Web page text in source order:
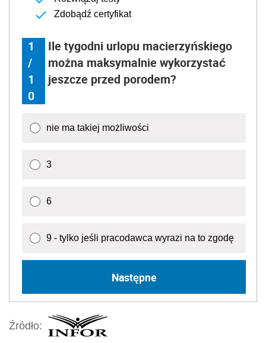
Zdobądź certyfikat
1
/
1
0
Ile tygodni urlopu macierzyńskiego
można maksymalnie wykorzystać
jeszcze przed porodem?
nie ma takiej możliwości
3
6
9 - tylko jeśli pracodawca wyrazi na to zgodę
Następne
Źródło: